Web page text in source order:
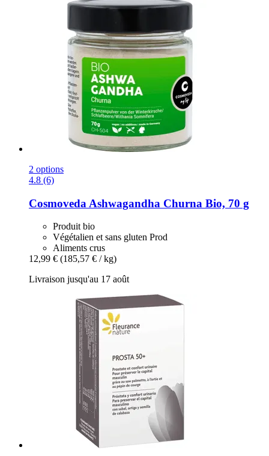
2 options
4.8 (6)
Cosmoveda Ashwagandha Churna Bio, 70 g
Produit bio
Végétalien et sans gluten Prod
Aliments crus
12,99 € (185,57 € / kg)
Livraison jusqu'au 17 août